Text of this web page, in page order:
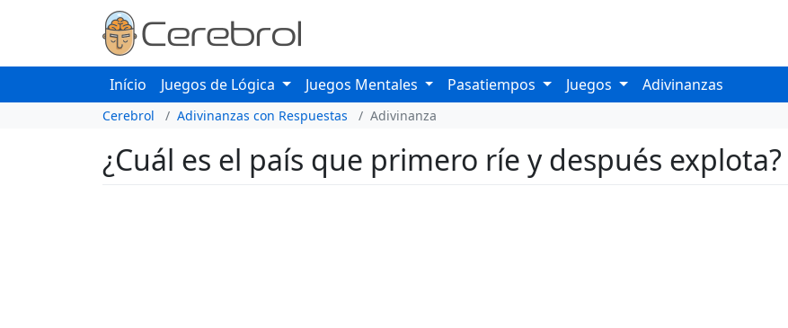
Início Juegos de Lógica Juegos Mentales Pasatiempos Juegos Adivinanzas
Cerebrol Adivinanzas con Respuestas Adivinanza
¿Cuál es el país que primero ríe y después explota?